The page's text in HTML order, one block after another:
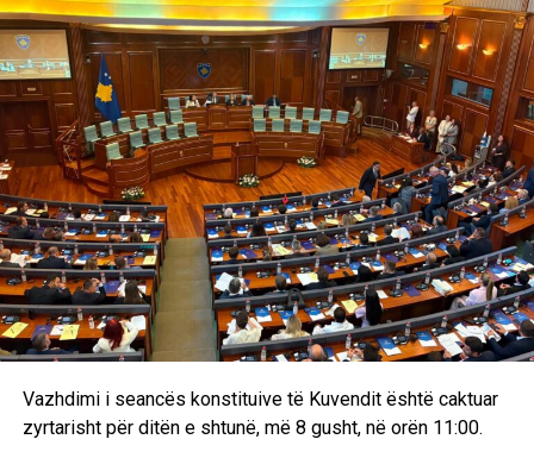
Në përfundim, Kryenegociatorja theksoi se Shqipëria po
dëshmon seriozitet institucional në ndërtimin e një shteti
që garanton rendin dhe drejtësinë sipas standardeve të
BE-së. Sipas saj, kalimi nga faza e besimit politik në atë të
rezultateve teknike është prova më e madhe e progresit të
vendit në rrugën evropiane.
RELATED TOPICS:
UP NEXT
MINT gjobit KEDS-in edhe me 35 mijë euro pas
Rashica kërkohet nga Bashakshehiri: Detajet e ofertës
Vazhdimi i seancës konstituive të Kuvendit është caktuar
zyrtarisht për ditën e shtunë, më 8 gusht, në orën 11:00.